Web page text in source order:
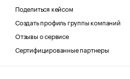
Поделиться кейсом
Создать профиль группы компаний
Отзывы о сервисе
Сертифицированные партнеры